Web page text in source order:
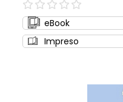
0%
eBook
Impreso